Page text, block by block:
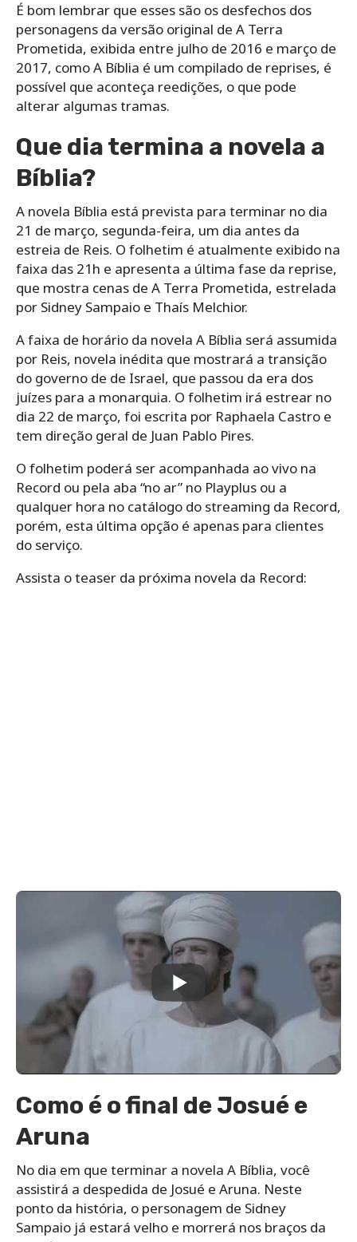
É bom lembrar que esses são os desfechos dos
personagens da versão original de A Terra
Prometida, exibida entre julho de 2016 e março de
2017, como A Bíblia é um compilado de reprises, é
possível que aconteça reedições, o que pode
alterar algumas tramas.
Que dia termina a novela a
Bíblia?
A novela Bíblia está prevista para terminar no dia
21 de março, segunda-feira, um dia antes da
estreia de Reis. O folhetim é atualmente exibido na
faixa das 21h e apresenta a última fase da reprise,
que mostra cenas de A Terra Prometida, estrelada
por Sidney Sampaio e Thaís Melchior.
A faixa de horário da novela A Bíblia será assumida
por Reis, novela inédita que mostrará a transição
do governo de de Israel, que passou da era dos
juízes para a monarquia. O folhetim irá estrear no
dia 22 de março, foi escrita por Raphaela Castro e
tem direção geral de Juan Pablo Pires.
O folhetim poderá ser acompanhada ao vivo na
Record ou pela aba “no ar” no Playplus ou a
qualquer hora no catálogo do streaming da Record,
porém, esta última opção é apenas para clientes
do serviço.
Assista o teaser da próxima novela da Record:
Como é o final de Josué e
Aruna
No dia em que terminar a novela A Bíblia, você
assistirá a despedida de Josué e Aruna. Neste
ponto da história, o personagem de Sidney
Sampaio já estará velho e morrerá nos braços da